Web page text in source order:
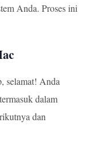
Anda. Proses ini
selamat! Anda
dalam
dan